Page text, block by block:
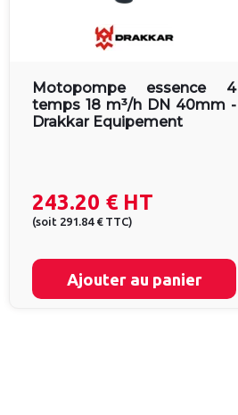
Motopompe essence 4
temps 18 m³/h DN 40mm -
Drakkar Equipement
243.20 € HT
(soit 291.84 € TTC)
Ajouter au panier